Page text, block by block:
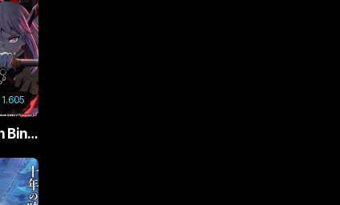
1.605
Nô Lệ Của Ma Đô Tinh Binh (Phần 2)